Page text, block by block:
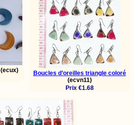
(ecux)
Boucles d’oreilles triangle coloré
(ecvn11)
Prix €1.68